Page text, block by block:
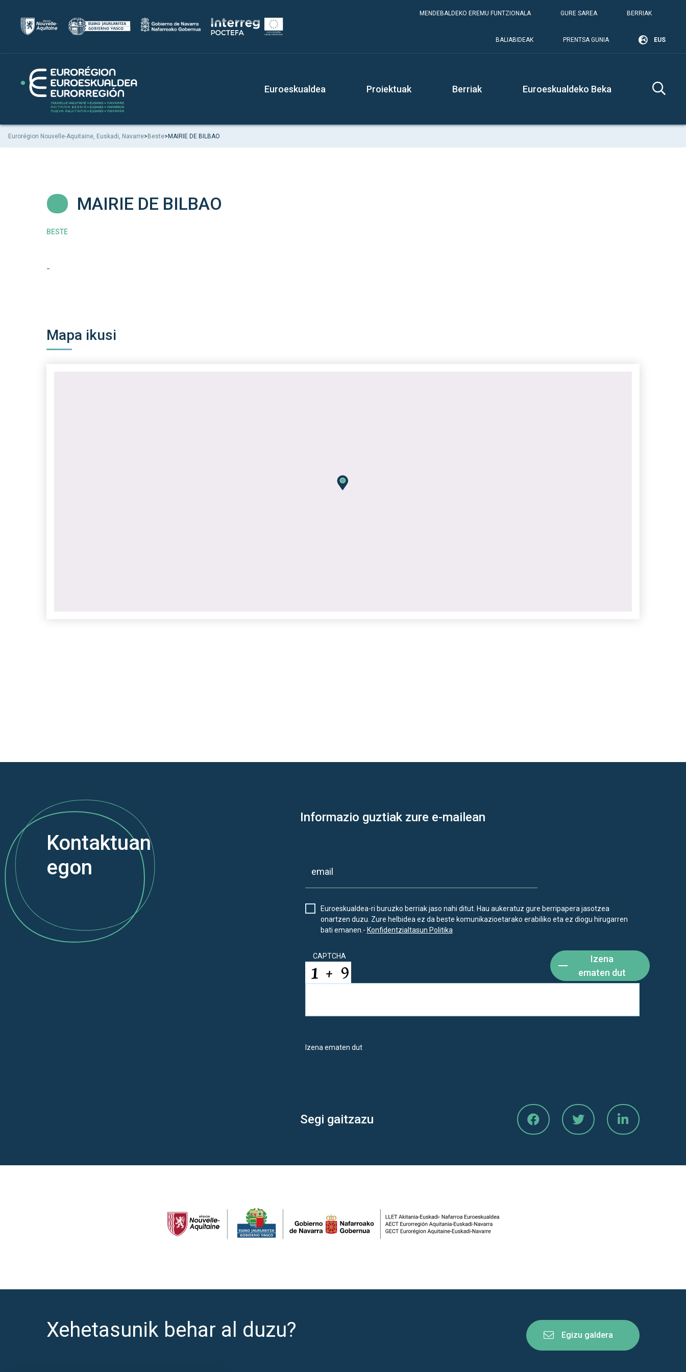
MENDEBALDEKO EREMU FUNTZIONALA GURE SAREA BERRIAK
BALIABIDEAK PRENTSA GUNIA EUS
Euroeskualdea Proiektuak Berriak Euroeskualdeko Beka
Eurorégion Nouvelle-Aquitaine, Euskadi, Navarre>Beste>MAIRIE DE BILBAO
MAIRIE DE BILBAO
BESTE
-
Mapa ikusi
Kontaktuan
egon
Informazio guztiak zure e-mailean
Euroeskualdea-ri buruzko berriak jaso nahi ditut. Hau aukeratuz gure berripapera jasotzea
onartzen duzu. Zure helbidea ez da beste komunikazioetarako erabiliko eta ez diogu hirugarren
bati emanen.- Konfidentzialtasun Politika
CAPTCHA
Izena
ematen dut
Izena ematen dut
Segi gaitzazu
Xehetasunik behar al duzu? Egizu galdera